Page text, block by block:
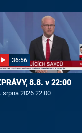
36:56
8.8. v 22:00
srpna 2026 22:00